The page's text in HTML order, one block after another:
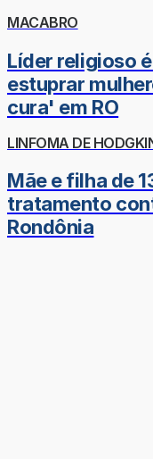
MACABRO
Líder religioso
estuprar
cura' em RO
LINFOMA DE
Mãe e filha de
tratamento
Rondônia